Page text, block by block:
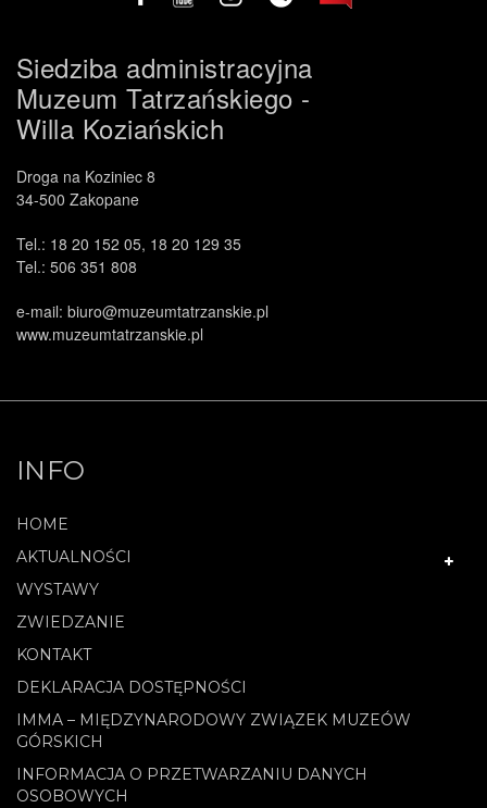
Siedziba administracyjna
Muzeum Tatrzańskiego -
Willa Koziańskich
Droga na Koziniec 8
34-500 Zakopane
Tel.: 18 20 152 05, 18 20 129 35
Tel.: 506 351 808
e-mail: biuro@muzeumtatrzanskie.pl
www.muzeumtatrzanskie.pl
INFO
HOME
AKTUALNOŚCI
WYSTAWY
ZWIEDZANIE
KONTAKT
DEKLARACJA DOSTĘPNOŚCI
IMMA – MIĘDZYNARODOWY ZWIĄZEK MUZEÓW
GÓRSKICH
INFORMACJA O PRZETWARZANIU DANYCH
OSOBOWYCH